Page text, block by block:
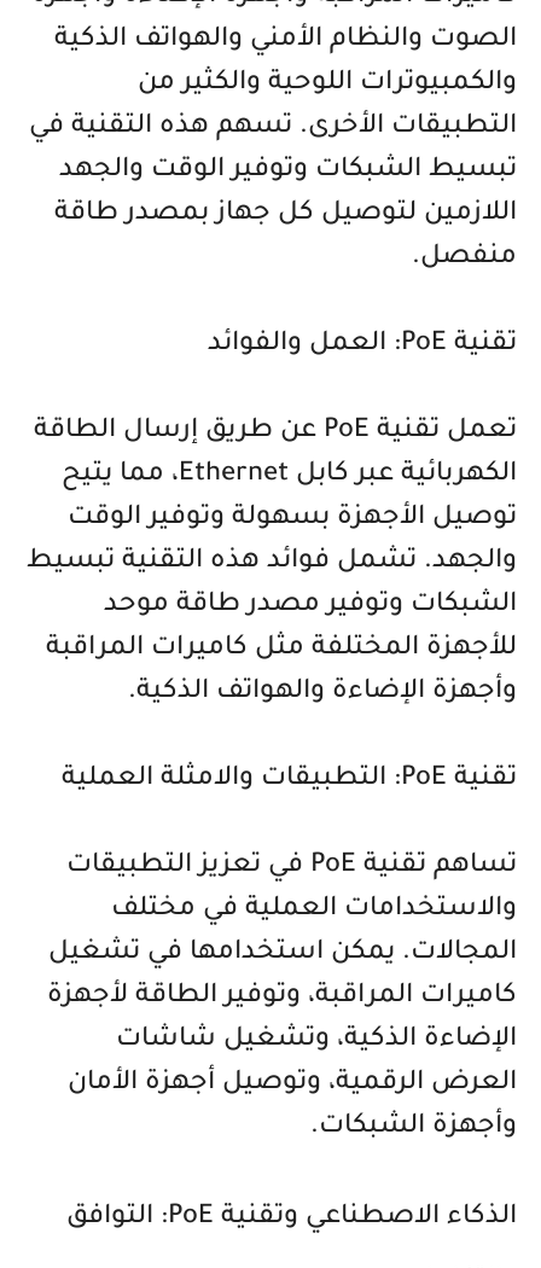
الصوت والنظام الأمني والهواتف الذكية
والكمبيوترات اللوحية والكثير من
التطبيقات الأخرى. تسهم هذه التقنية في
تبسيط الشبكات وتوفير الوقت والجهد
اللازمين لتوصيل كل جهاز بمصدر طاقة
منفصل.
تقنية PoE: العمل والفوائد
تعمل تقنية PoE عن طريق إرسال الطاقة
الكهربائية عبر كابل Ethernet، مما يتيح
توصيل الأجهزة بسهولة وتوفير الوقت
والجهد. تشمل فوائد هذه التقنية تبسيط
الشبكات وتوفير مصدر طاقة موحد
للأجهزة المختلفة مثل كاميرات المراقبة
وأجهزة الإضاءة والهواتف الذكية.
تقنية PoE: التطبيقات والامثلة العملية
تساهم تقنية PoE في تعزيز التطبيقات
والاستخدامات العملية في مختلف
المجالات. يمكن استخدامها في تشغيل
كاميرات المراقبة، وتوفير الطاقة لأجهزة
الإضاءة الذكية، وتشغيل شاشات
العرض الرقمية، وتوصيل أجهزة الأمان
وأجهزة الشبكات.
الذكاء الاصطناعي وتقنية PoE: التوافق